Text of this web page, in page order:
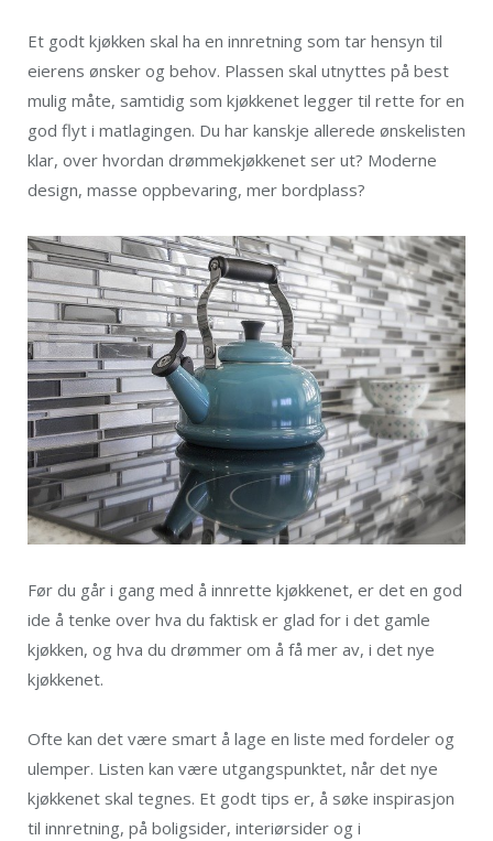
Et godt kjøkken skal ha en innretning som tar hensyn til
eierens ønsker og behov. Plassen skal utnyttes på best
mulig måte, samtidig som kjøkkenet legger til rette for en
god flyt i matlagingen. Du har kanskje allerede ønskelisten
klar, over hvordan drømmekjøkkenet ser ut? Moderne
design, masse oppbevaring, mer bordplass?
Før du går i gang med å innrette kjøkkenet, er det en god
ide å tenke over hva du faktisk er glad for i det gamle
kjøkken, og hva du drømmer om å få mer av, i det nye
kjøkkenet.
Ofte kan det være smart å lage en liste med fordeler og
ulemper. Listen kan være utgangspunktet, når det nye
kjøkkenet skal tegnes. Et godt tips er, å søke inspirasjon
til innretning, på boligsider, interiørsider og i